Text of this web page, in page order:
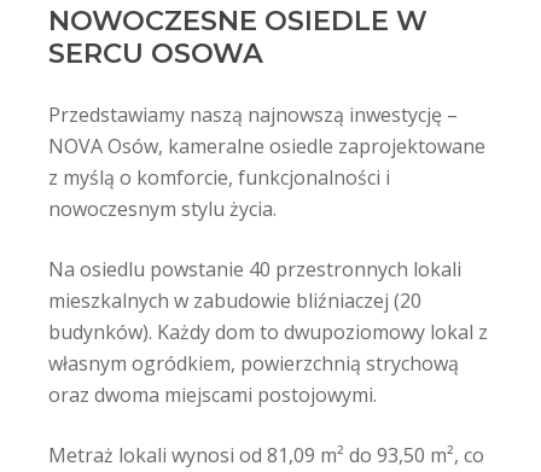
NOWOCZESNE OSIEDLE W
SERCU OSOWA
Przedstawiamy naszą najnowszą inwestycję –
NOVA Osów, kameralne osiedle zaprojektowane
z myślą o komforcie, funkcjonalności i
nowoczesnym stylu życia.
Na osiedlu powstanie 40 przestronnych lokali
mieszkalnych w zabudowie bliźniaczej (20
budynków). Każdy dom to dwupoziomowy lokal z
własnym ogródkiem, powierzchnią strychową
oraz dwoma miejscami postojowymi.
Metraż lokali wynosi od 81,09 m² do 93,50 m², co